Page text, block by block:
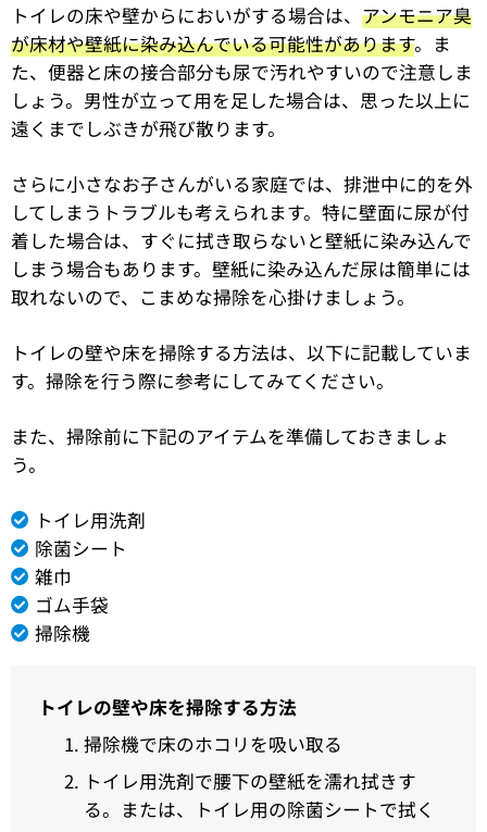
トイレの床や壁からにおいがする場合は、 アンモニア臭
が床材や壁紙に染み込んでいる可能性があります。ま
た、便器と床の接合部分も尿で汚れやすいので注意しま
しょう。男性が立って用を足した場合は、思った以上に
遠くまでしぶきが飛び散ります。
さらに小さなお子さんがいる家庭では、排泄中に的を外
してしまうトラブルも考えられます。特に壁面に尿が付
着した場合は、すぐに拭き取らないと壁紙に染み込んで
しまう場合もあります。壁紙に染み込んだ尿は簡単には
取れないので、こまめな掃除を心掛けましょう。
トイレの壁や床を掃除する方法は、以下に記載していま
す。掃除を行う際に参考にしてみてください。
また、掃除前に下記のアイテムを準備しておきましょ
う。
トイレ用洗剤
除菌シート
雑巾
ゴム手袋
掃除機
トイレの壁や床を掃除する方法
掃除機で床のホコリを吸い取る
トイレ用洗剤で腰下の壁紙を濡れ拭きす
る。または、トイレ用の除菌シートで拭く